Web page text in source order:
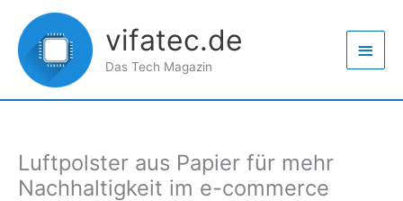
Inhalt
springen
vifatec.de
Das Tech Magazin
Luftpolster aus Papier für mehr
Nachhaltigkeit im e-commerce